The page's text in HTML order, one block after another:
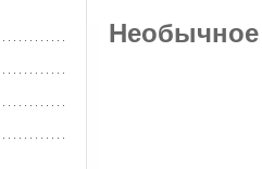
Необычное